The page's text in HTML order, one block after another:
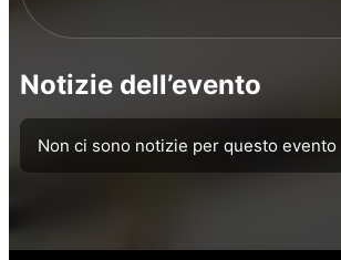
Notizie dell’evento
Non ci sono notizie per questo evento